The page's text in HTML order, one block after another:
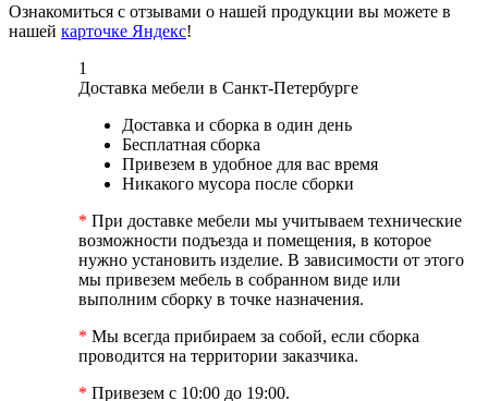
Ознакомиться с отзывами о нашей продукции вы можете в
нашей карточке Яндекс!
1
Доставка мебели в Санкт-Петербурге
Доставка и сборка в один день
Бесплатная сборка
Привезем в удобное для вас время
Никакого мусора после сборки
* При доставке мебели мы учитываем технические
возможности подъезда и помещения, в которое
нужно установить изделие. В зависимости от этого
мы привезем мебель в собранном виде или
выполним сборку в точке назначения.
* Мы всегда прибираем за собой, если сборка
проводится на территории заказчика.
* Привезем с 10:00 до 19:00.